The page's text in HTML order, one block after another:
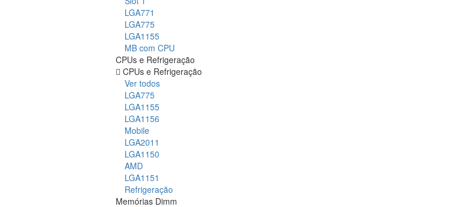
LGA771
LGA775
LGA1155
MB com CPU
CPUs e Refrigeração
CPUs e Refrigeração
Ver todos
LGA775
LGA1155
LGA1156
Mobile
LGA2011
LGA1150
AMD
LGA1151
Refrigeração
Memórias Dimm